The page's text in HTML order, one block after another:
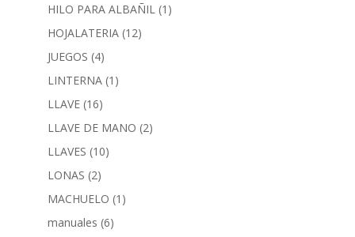
HILO PARA ALBAÑIL (1)
HOJALATERIA (12)
JUEGOS (4)
LINTERNA (1)
LLAVE (16)
LLAVE DE MANO (2)
LLAVES (10)
LONAS (2)
MACHUELO (1)
manuales (6)